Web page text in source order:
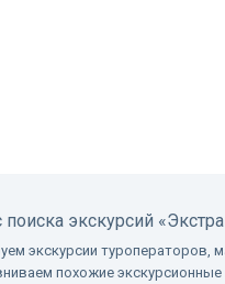
экскурсий
экскурсии туроператоров,
похожие